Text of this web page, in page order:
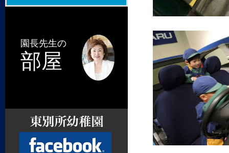
園長先生の
部屋